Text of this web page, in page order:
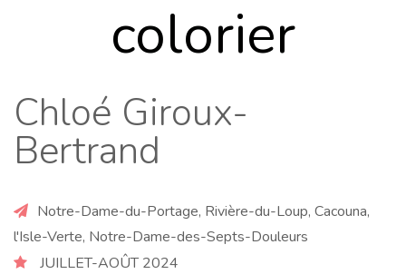
colorier
Chloé Giroux-
Bertrand
Notre-Dame-du-Portage, Rivière-du-Loup, Cacouna,
l'Isle-Verte, Notre-Dame-des-Septs-Douleurs
JUILLET-AOÛT 2024